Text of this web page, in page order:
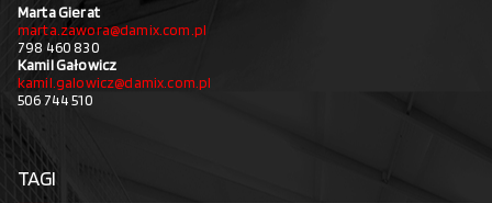
Marta Gierat
marta.zawora@damix.com.pl
798 460 830
Kamil Gałowicz
kamil.galowicz@damix.com.pl
506 744 510
TAGI